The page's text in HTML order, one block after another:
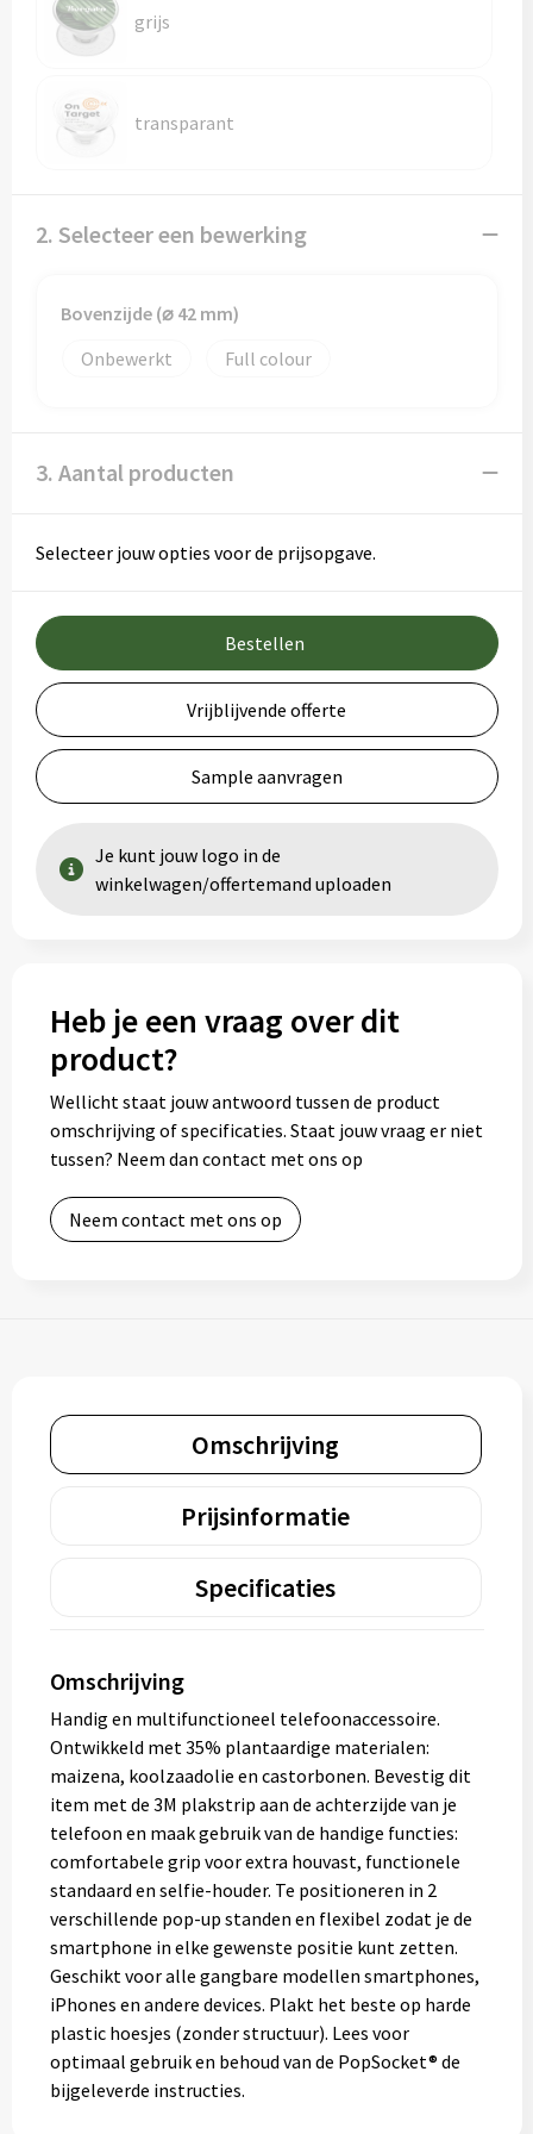
grijs
transparant
2. Selecteer een bewerking
Bovenzijde (⌀ 42 mm)
Onbewerkt
Full colour
3. Aantal producten
Selecteer jouw opties voor de prijsopgave.
Bestellen
Vrijblijvende offerte
Sample aanvragen
Je kunt jouw logo in de
winkelwagen/offertemand uploaden
Heb je een vraag over dit
product?
Wellicht staat jouw antwoord tussen de product
omschrijving of specificaties. Staat jouw vraag er niet
tussen? Neem dan contact met ons op
Neem contact met ons op
Omschrijving
Prijsinformatie
Specificaties
Omschrijving
Handig en multifunctioneel telefoonaccessoire.
Ontwikkeld met 35% plantaardige materialen:
maizena, koolzaadolie en castorbonen. Bevestig dit
item met de 3M plakstrip aan de achterzijde van je
telefoon en maak gebruik van de handige functies:
comfortabele grip voor extra houvast, functionele
standaard en selfie-houder. Te positioneren in 2
verschillende pop-up standen en flexibel zodat je de
smartphone in elke gewenste positie kunt zetten.
Geschikt voor alle gangbare modellen smartphones,
iPhones en andere devices. Plakt het beste op harde
plastic hoesjes (zonder structuur). Lees voor
optimaal gebruik en behoud van de PopSocket® de
bijgeleverde instructies.